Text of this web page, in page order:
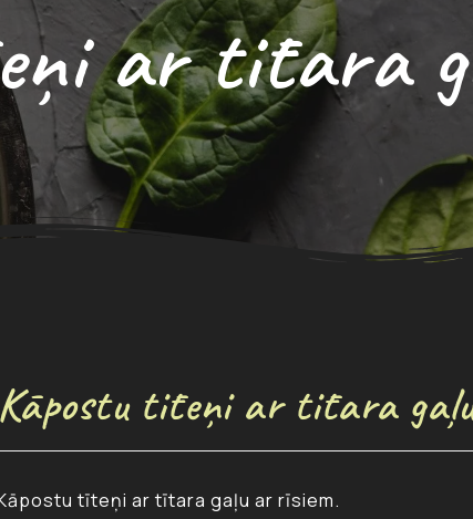
ar tītara
Kāpostu tīteņi ar tītara
tīteņi ar tītara gaļu ar rīsiem.